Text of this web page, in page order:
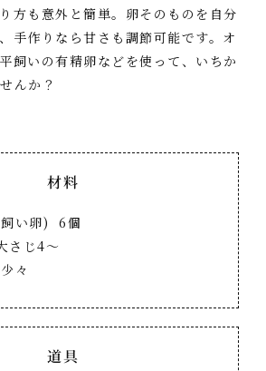
方も意外と簡単。卵そのものを自分
手作りなら甘さも調節可能です。オ
飼いの有精卵などを使って、いちか
んか？
材料
い卵) 6個
じ4～
々
道具